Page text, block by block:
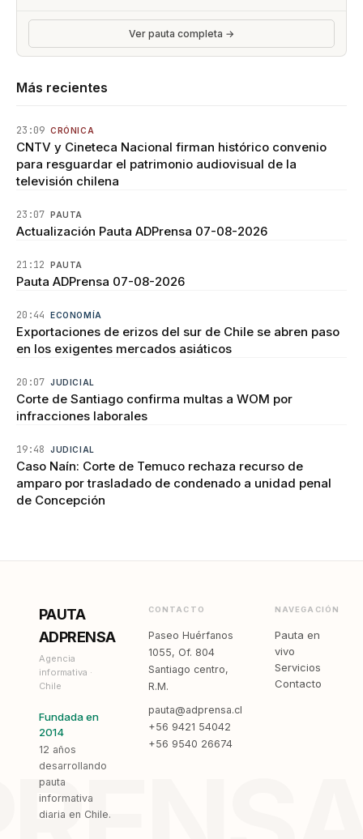
Ver pauta completa →
Más recientes
23:09 CRÓNICA
CNTV y Cineteca Nacional firman histórico convenio
para resguardar el patrimonio audiovisual de la
televisión chilena
23:07 PAUTA
Actualización Pauta ADPrensa 07-08-2026
21:12 PAUTA
Pauta ADPrensa 07-08-2026
20:44 ECONOMÍA
Exportaciones de erizos del sur de Chile se abren paso
en los exigentes mercados asiáticos
20:07 JUDICIAL
Corte de Santiago confirma multas a WOM por
infracciones laborales
19:48 JUDICIAL
Caso Naín: Corte de Temuco rechaza recurso de
amparo por trasladado de condenado a unidad penal
de Concepción
PAUTA
ADPRENSA
Agencia
informativa ·
Chile
Fundada en
2014
12 años
desarrollando
pauta
informativa
diaria en Chile.
CONTACTO
Paseo Huérfanos
1055, Of. 804
Santiago centro,
R.M.
pauta@adprensa.cl
+56 9421 54042
+56 9540 26674
NAVEGACIÓN
Pauta en
vivo
Servicios
Contacto